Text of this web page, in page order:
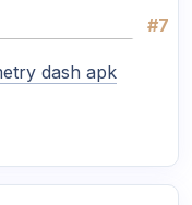
#7
dash apk